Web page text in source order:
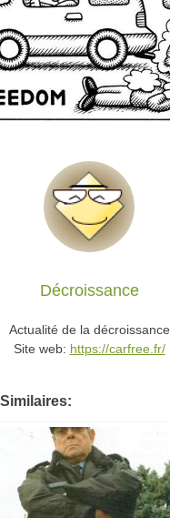
Décroissance
Actualité de la décroissance
Site web: https://carfree.fr/